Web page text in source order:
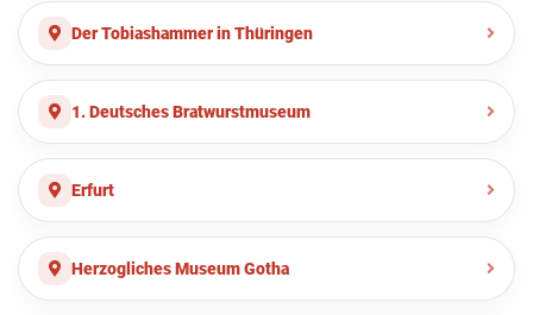
Der Tobiashammer in Thüringen
1. Deutsches Bratwurstmuseum
Erfurt
Herzogliches Museum Gotha